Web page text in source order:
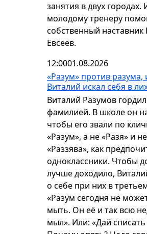
занятия в двух городах.
молодому тренеру
собственный наставник
Евсеев.
12:0001.08.2026
«Разум» против разума,
Виталий искал себя в
Виталий Разумов
фамилией. В школе он
чтобы его звали по
«Разум», а не «Разя» и не
«Раззява», как
одноклассники. Чтобы
лучше доходило,
о себе при них в
«Разум сегодня не
мыть. Он её и так всю
мыл». Или: «Дай списать